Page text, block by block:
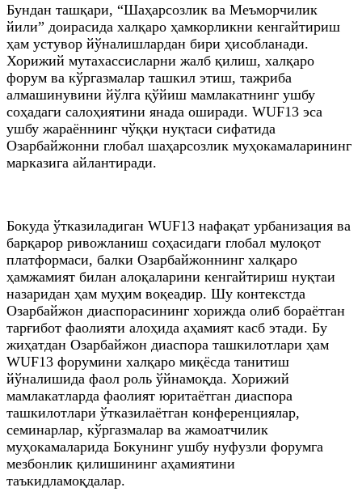
Бундан ташқари, “Шаҳарсозлик ва Меъморчилик
йили” доирасида халқаро ҳамкорликни кенгайтириш
ҳам устувор йўналишлардан бири ҳисобланади.
Хорижий мутахассисларни жалб қилиш, халқаро
форум ва кўргазмалар ташкил этиш, тажриба
алмашинувини йўлга қўйиш мамлакатнинг ушбу
соҳадаги салоҳиятини янада оширади. WUF13 эса
ушбу жараённинг чўққи нуқтаси сифатида
Озарбайжонни глобал шаҳарсозлик муҳокамаларининг
марказига айлантиради.
Бокуда ўтказиладиган WUF13 нафақат урбанизация ва
барқарор ривожланиш соҳасидаги глобал мулоқот
платформаси, балки Озарбайжоннинг халқаро
ҳамжамият билан алоқаларини кенгайтириш нуқтаи
назаридан ҳам муҳим воқеадир. Шу контекстда
Озарбайжон диаспорасининг хорижда олиб бораётган
тарғибот фаолияти алоҳида аҳамият касб этади. Бу
жиҳатдан Озарбайжон диаспора ташкилотлари ҳам
WUF13 форумини халқаро миқёсда танитиш
йўналишида фаол роль ўйнамоқда. Хорижий
мамлакатларда фаолият юритаётган диаспора
ташкилотлари ўтказилаётган конференциялар,
семинарлар, кўргазмалар ва жамоатчилик
муҳокамаларида Бокунинг ушбу нуфузли форумга
мезбонлик қилишининг аҳамиятини
таъкидламоқдалар.